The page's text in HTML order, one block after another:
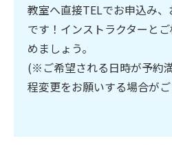
教室へ直接TELでお申込み
です！インストラクターと
めましょう。
(※ご希望される日時が予約
程変更をお願いする場合が